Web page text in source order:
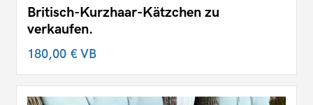
Britisch-Kurzhaar-Kätzchen zu
verkaufen.
180,00 €VB